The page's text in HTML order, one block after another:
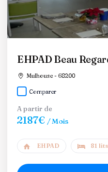
EHPAD Beau
Mulhouse - 68200
Comparer
A partir de
2187€ / Mois
EHPAD 81 lits